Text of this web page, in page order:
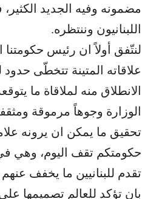
مضمونه وفيه الجديد
اللبنانيون وننتظره.
لنتّفق أولاً ان رئيس
علاقاته المتينة تتخطّى
الانطلاق منه لملاقاة ما
الوزارة وجوهاً مرموقة
تحقيق ما يمكن ان يرونه
حكومتكم تقف اليوم، وهي
تقدم للبنانيين ما يخفف
بان تؤكد للعالم تصميمها